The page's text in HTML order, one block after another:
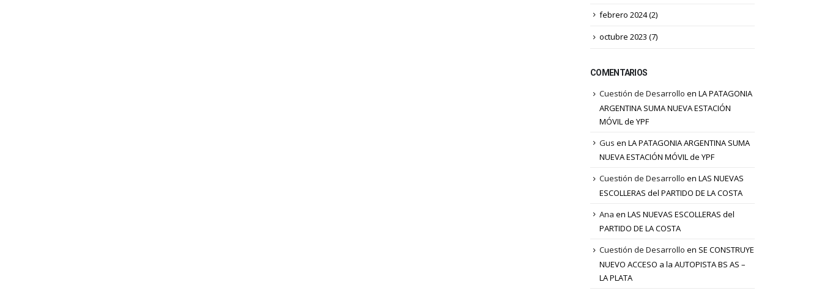
febrero 2024(2)
octubre 2023 (7)
COMENTARIOS
Cuestión de Desarrollo en LA PATAGONIA
ARGENTINA SUMA NUEVA ESTACIÓN
MÓVIL de YPF
Gus en LA PATAGONIA ARGENTINA SUMA
NUEVA ESTACIÓN MÓVIL de YPF
Cuestión de Desarrollo en LAS NUEVAS
ESCOLLERAS del PARTIDO DE LA COSTA
Ana en LAS NUEVAS ESCOLLERAS del
PARTIDO DE LA COSTA
Cuestión de Desarrollo en SE CONSTRUYE
NUEVO ACCESO a la AUTOPISTA BS AS –
LA PLATA